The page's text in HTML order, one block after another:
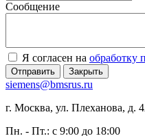
Сообщение
Я согласен на обработку
Отправить Закрыть
siemens@bmsrus.ru
г. Москва, ул. Плеханова, д.
Пн. - Пт.: c 9:00 до 18:00